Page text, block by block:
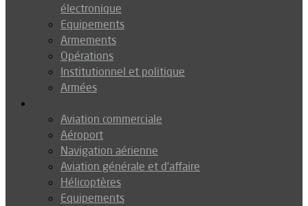
électronique
Equipements
Armements
Opérations
Institutionnel et politique
Armées
Aviation commerciale
Aéroport
Navigation aérienne
Aviation générale et d’affaire
Hélicoptères
Equipements